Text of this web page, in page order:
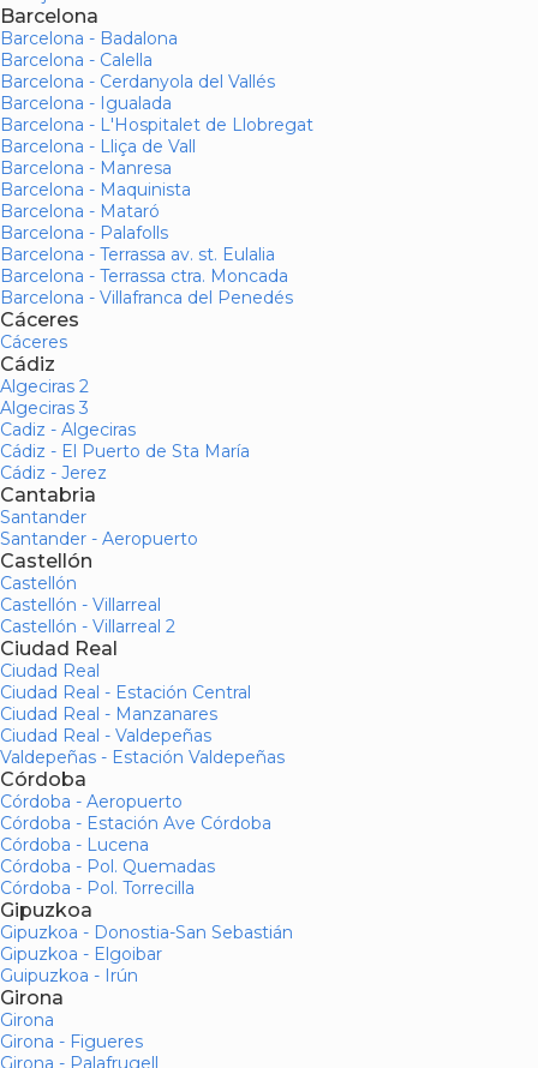
Barcelona
Barcelona - Badalona
Barcelona - Calella
Barcelona - Cerdanyola del Vallés
Barcelona - Igualada
Barcelona - L'Hospitalet de Llobregat
Barcelona - Lliça de Vall
Barcelona - Manresa
Barcelona - Maquinista
Barcelona - Mataró
Barcelona - Palafolls
Barcelona - Terrassa av. st. Eulalia
Barcelona - Terrassa ctra. Moncada
Barcelona - Villafranca del Penedés
Cáceres
Cáceres
Cádiz
Algeciras 2
Algeciras 3
Cadiz - Algeciras
Cádiz - El Puerto de Sta María
Cádiz - Jerez
Cantabria
Santander
Santander - Aeropuerto
Castellón
Castellón
Castellón - Villarreal
Castellón - Villarreal 2
Ciudad Real
Ciudad Real
Ciudad Real - Estación Central
Ciudad Real - Manzanares
Ciudad Real - Valdepeñas
Valdepeñas - Estación Valdepeñas
Córdoba
Córdoba - Aeropuerto
Córdoba - Estación Ave Córdoba
Córdoba - Lucena
Córdoba - Pol. Quemadas
Córdoba - Pol. Torrecilla
Gipuzkoa
Gipuzkoa - Donostia-San Sebastián
Gipuzkoa - Elgoibar
Guipuzkoa - Irún
Girona
Girona
Girona - Figueres
Girona - Palafrugell